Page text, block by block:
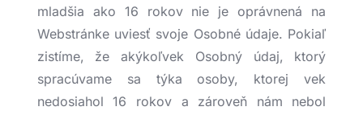
mladšia ako 16 rokov nie je oprávnená na
Webstránke uviesť svoje Osobné údaje. Pokiaľ
zistíme, že akýkoľvek Osobný údaj, ktorý
spracúvame sa týka osoby, ktorej vek
nedosiahol 16 rokov a zároveň nám nebol